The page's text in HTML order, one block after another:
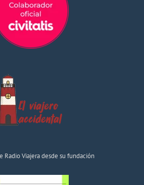
Radio Viajera desde su fundación